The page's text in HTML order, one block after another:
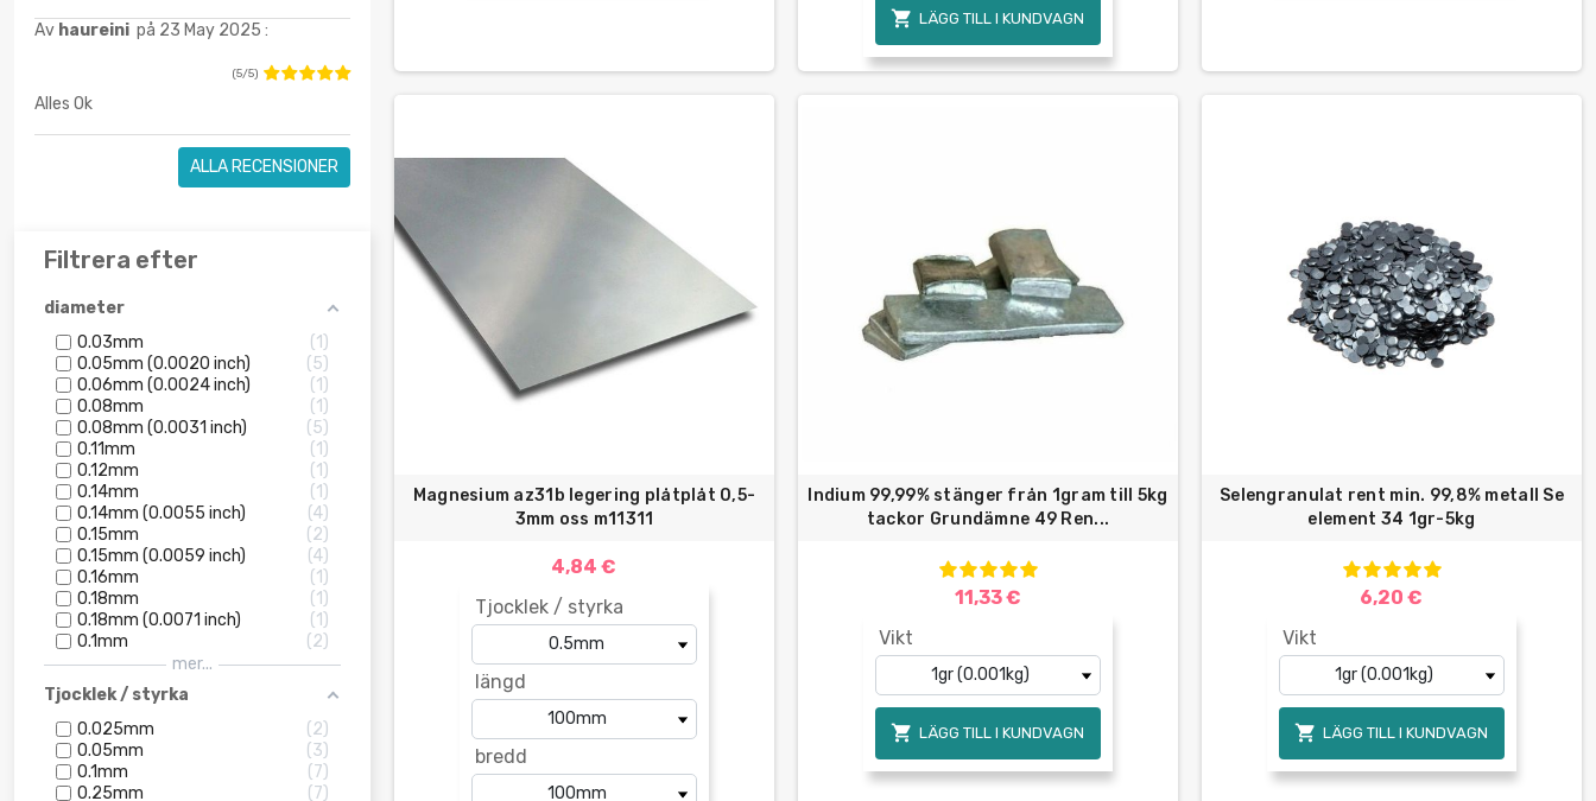
Av haureini på 23 May 2025 :
(5/5)
Alles Ok
ALLA RECENSIONER
Filtrera efter
diameter
0.03mm
1
0.05mm (0.0020 inch)
5
0.06mm (0.0024 inch)
1
0.08mm
1
0.08mm (0.0031 inch)
5
0.11mm
1
0.12mm
1
0.14mm
1
0.14mm (0.0055 inch)
4
0.15mm
2
0.15mm (0.0059 inch)
4
0.16mm
1
0.18mm
1
0.18mm (0.0071 inch)
1
0.1mm
2
mer...
Tjocklek / styrka
0.025mm
2
0.05mm
3
0.1mm
7
0.25mm
7
 LÄGG TILL I KUNDVAGN
Magnesium az31b legering plåtplåt 0,5-
3mm oss m11311
4,84 €
Tjocklek / styrka
längd
bredd
Indium 99,99% stänger från 1gram till 5kg
tackor Grundämne 49 Ren...
11,33 €
Vikt
 LÄGG TILL I KUNDVAGN
Selengranulat rent min. 99,8% metall Se
element 34 1gr-5kg
6,20 €
Vikt
 LÄGG TILL I KUNDVAGN